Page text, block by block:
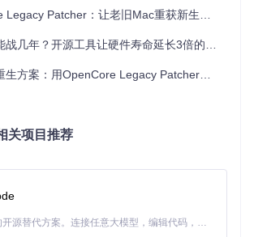
Big Sur到最新的Sequoia系统，能够为
备提供量身定制的补丁方案。通过不断更新
OCLP让更多老旧设备能够跟上系统更新的
化：释放硬件潜力
老旧显卡能够在新系统中正常工作并支持更
补丁的Intel HD3000显卡在macOS Monte
Patcher：让老旧Mac重获新生的系统焕新工具
战几年？开源工具让硬件寿命延长3倍的秘密
案：用OpenCore Legacy Patcher唤醒沉睡性能
关项目推荐
Claude Code 的开源替代方案。连接任意大模型，编辑代码，运行命令，自动验证 — 全自动执行。用 Rust 构建，极致性能。 ｜ An open-source alternative to Claude Code. Connect any LLM, edit code, run commands, and verify changes — autonomously. Built in Rust for speed. Get Started